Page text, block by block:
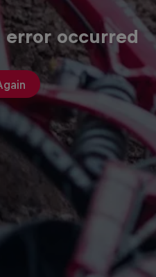
error occurred